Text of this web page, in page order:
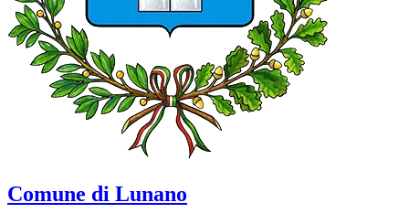
Comune di Lunano